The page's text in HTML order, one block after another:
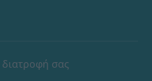
διατροφή σας